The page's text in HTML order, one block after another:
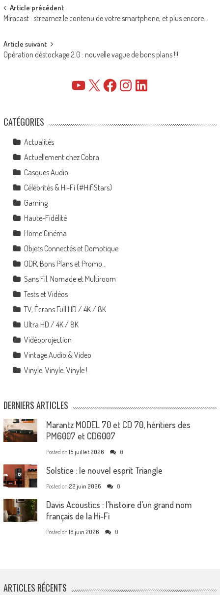
Post
navigation
Article précédent
Miracast : streamez le contenu de votre smartphone, et plus encore…
Article suivant
Opération déstockage 2.0 : nouvelle vague de bons plans !!!
YouTube FacebookInstagramLinkedIn
CATÉGORIES
Actualités
Actuellement chez Cobra
Casques Audio
Célébrités & Hi-Fi (#HifiStars)
Gaming
Haute-Fidélité
Home Cinéma
Objets Connectés et Domotique
ODR, Bons Plans et Promo…
Sans Fil, Nomade et Multiroom
Tests et Vidéos
TV, Écrans Full HD / 4K / 8K
Ultra HD / 4K / 8K
Vidéoprojection
Vintage Audio & Video
Vinyle, Vinyle, Vinyle !
DERNIERS ARTICLES
Marantz MODEL 70 et CD 70, héritiers des
PM6007 et CD6007
Posted on 15 juillet 2026 0
Solstice : le nouvel esprit Triangle
Posted on 22 juin 2026 0
Davis Acoustics : l’histoire d’un grand nom
français de la Hi-Fi
Posted on 16 juin 2026 0
ARTICLES RÉCENTS